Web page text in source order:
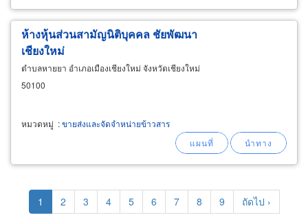
ห้างหุ้นส่วนสามัญนิติบุคคล ชัยพัฒนา
เชียงใหม่
ตำบลหายยา อำเภอเมืองเชียงใหม่ จังหวัดเชียงใหม่
50100
หมวดหมู่ :ขายส่งและจัดจำหน่ายข้าวสาร
Pagination
Current
page
1 Page
2 Page
3 Page
4 Page
5 Page
6 Page
7 Page
8 Page
9
Next
page
ถัดไป ›